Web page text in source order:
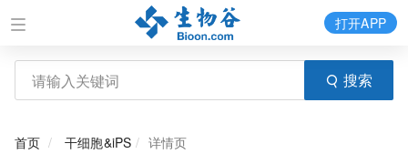
搜索
打开APP
首页 干细胞&iPS 详情页